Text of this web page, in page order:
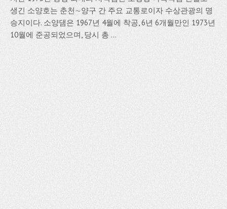
생긴 소양호는 춘천∼양구 간 주요 교통로이자 수상관광의 명
승지이다. 소양댐은 1967년 4월에 착공, 6년 6개월만인 1973년
10월에 준공되었으며, 당시 총 ...